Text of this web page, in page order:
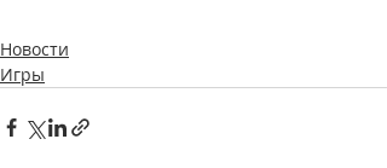
Новости
Игры